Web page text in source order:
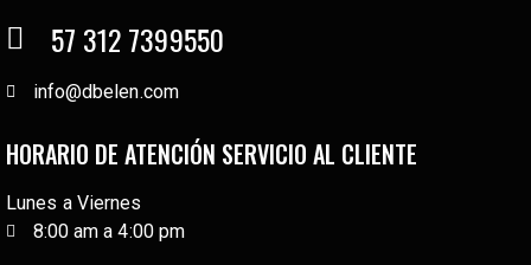
57 312 7399550
info@dbelen.com
HORARIO DE ATENCIÓN SERVICIO AL CLIENTE
Lunes a Viernes
8:00 am a 4:00 pm